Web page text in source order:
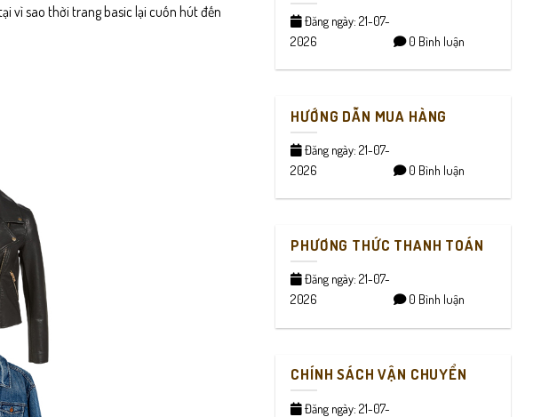
vì sao thời trang basic lại cuốn hút đến
Đăng ngày: 21-07-
2026
0 Bình luận
HƯỚNG DẪN MUA HÀNG
Đăng ngày: 21-07-
2026
0 Bình luận
PHƯƠNG THỨC THANH TOÁN
Đăng ngày: 21-07-
2026
0 Bình luận
CHÍNH SÁCH VẬN CHUYỂN
Đăng ngày: 21-07-